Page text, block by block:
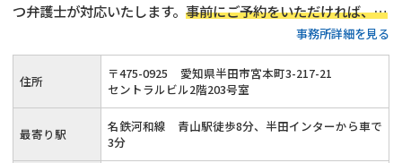
つ弁護士が対応いたします。 事前にご予約をいただければ、平
日18時以降や、土日祝日のご相談にも対応可能です。プライ
バシーを守る完全個室を完備しています。どうぞお気軽にご相
談ください。
事務所詳細を見る
住所 〒475-0925
愛知県半田市宮本町3-217-21
セントラルビル2階203号室
最寄り駅
名鉄河和線 青山駅徒歩8分、半田インターから車で
3分